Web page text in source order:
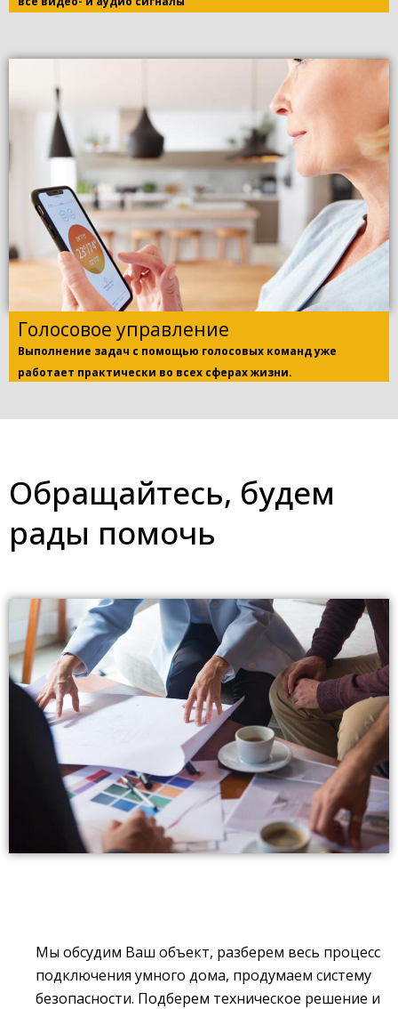
Голосовое управление
Выполнение задач с помощью голосовых команд уже
работает практически во всех сферах жизни.
Обращайтесь, будем
рады помочь
Мы обсудим Ваш объект, разберем весь процесс
подключения умного дома, продумаем систему
безопасности. Подберем техническое решение и